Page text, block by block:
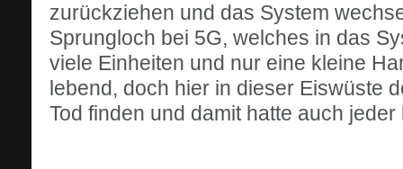
zurückziehen und das System
Sprungloch bei 5G, welches in das
viele Einheiten und nur eine kleine
lebend, doch hier in dieser Eiswüste
Tod finden und damit hatte auch